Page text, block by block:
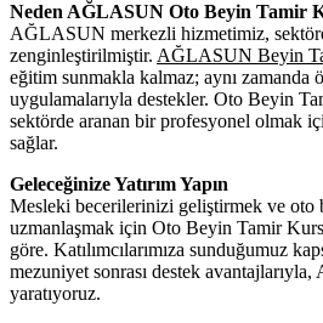
Neden AĞLASUN Oto Beyin Tamir
AĞLASUN merkezli hizmetimiz,
zenginleştirilmiştir. AĞLASUN Beyin
eğitim sunmakla kalmaz; aynı zamanda
uygulamalarıyla destekler. Oto Beyin
sektörde aranan bir profesyonel olmak
sağlar.
Geleceğinize Yatırım Yapın
Mesleki becerilerinizi geliştirmek ve oto
uzmanlaşmak için Oto Beyin Tamir
göre. Katılımcılarımıza sunduğumuz
mezuniyet sonrası destek
yaratıyoruz.